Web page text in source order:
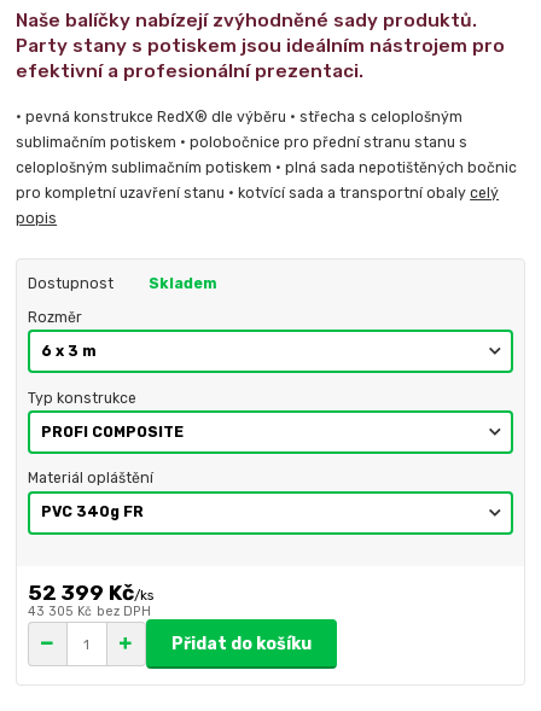
Naše balíčky nabízejí zvýhodněné sady produktů.
Party stany s potiskem jsou ideálním nástrojem pro
efektivní a profesionální prezentaci.
• pevná konstrukce RedX® dle výběru • střecha s celoplošným
sublimačním potiskem • polobočnice pro přední stranu stanu s
celoplošným sublimačním potiskem • plná sada nepotištěných bočnic
pro kompletní uzavření stanu • kotvící sada a transportní obalycelý
popis
Dostupnost Skladem
Rozměr
Typ konstrukce
Materiál opláštění
52 399 Kč/ks
43 305 Kč bez DPH
Přidat do košíku